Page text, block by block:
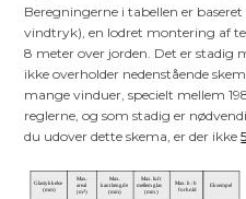
Beregningerne i tabellen er baseret
vindtryk), en lodret montering af
8 meter over jorden. Det er stadig
ikke overholder nedenstående
mange vinduer, specielt mellem
reglerne, og som stadig er
du udover dette skema, er der ikke